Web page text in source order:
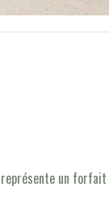
un